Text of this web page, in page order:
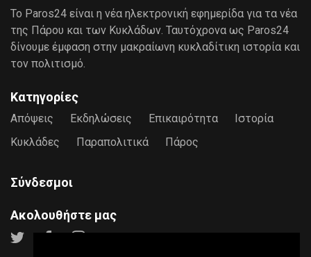
Το Paros24 είναι η νέα ηλεκτρονική εφημερίδα για τα νέα
της Πάρου και των Κυκλάδων. Ταυτόχρονα ως Paros24
δίνουμε έμφαση στην μακραίωνη κυκλαδίτικη ιστορία και
τον πολιτισμό.
Κατηγορίες
Απόψεις Εκδηλώσεις Επικαιρότητα
Ιστορία
Κυκλάδες
Παραπολιτικά Πάρος
Σύνδεσμοι
Ακολουθήστε μας